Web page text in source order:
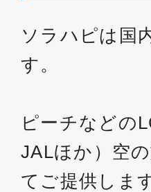
ソラハピは国
す。
ピーチなどの
JALほか）空
てご提供しま